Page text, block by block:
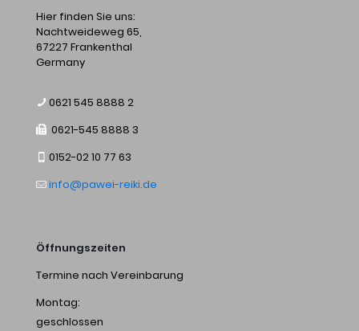
Hier finden Sie uns:
Nachtweideweg 65,
67227 Frankenthal
Germany
0621 545 8888 2
0621-545 8888 3
0152-02 10 77 63
info@pawei-reiki.de
Öffnungszeiten
Termine nach Vereinbarung
Montag:
geschlossen